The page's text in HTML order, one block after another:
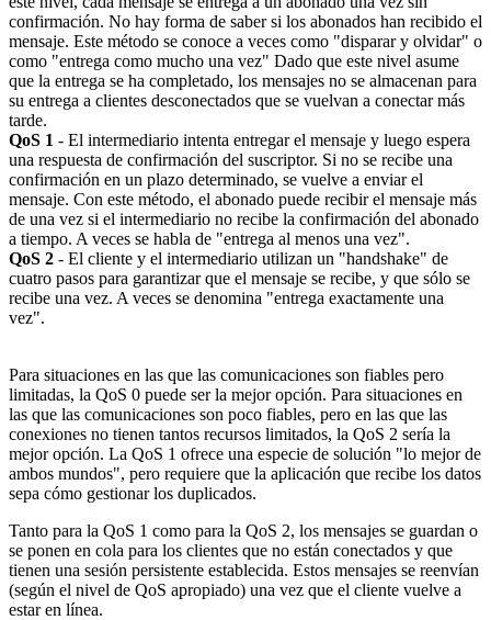
confirmación. No hay forma de saber si los abonados han recibido el
mensaje. Este método se conoce a veces como "disparar y olvidar" o
como "entrega como mucho una vez" Dado que este nivel asume
que la entrega se ha completado, los mensajes no se almacenan para
su entrega a clientes desconectados que se vuelvan a conectar más
tarde.
QoS 1 - El intermediario intenta entregar el mensaje y luego espera
una respuesta de confirmación del suscriptor. Si no se recibe una
confirmación en un plazo determinado, se vuelve a enviar el
mensaje. Con este método, el abonado puede recibir el mensaje más
de una vez si el intermediario no recibe la confirmación del abonado
a tiempo. A veces se habla de "entrega al menos una vez".
QoS 2 - El cliente y el intermediario utilizan un "handshake" de
cuatro pasos para garantizar que el mensaje se recibe, y que sólo se
recibe una vez. A veces se denomina "entrega exactamente una
vez".
Para situaciones en las que las comunicaciones son fiables pero
limitadas, la QoS 0 puede ser la mejor opción. Para situaciones en
las que las comunicaciones son poco fiables, pero en las que las
conexiones no tienen tantos recursos limitados, la QoS 2 sería la
mejor opción. La QoS 1 ofrece una especie de solución "lo mejor de
ambos mundos", pero requiere que la aplicación que recibe los datos
sepa cómo gestionar los duplicados.
Tanto para la QoS 1 como para la QoS 2, los mensajes se guardan o
se ponen en cola para los clientes que no están conectados y que
tienen una sesión persistente establecida. Estos mensajes se reenvían
(según el nivel de QoS apropiado) una vez que el cliente vuelve a
estar en línea.